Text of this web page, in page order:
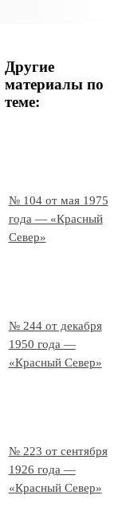
Другие
материалы по
теме:
№ 104 от мая 1975
года — «Красный
Север»
№ 244 от декабря
1950 года —
«Красный Север»
№ 223 от сентября
1926 года —
«Красный Север»